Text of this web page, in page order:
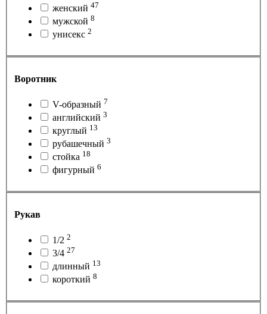
женский 47
мужской 8
унисекс 2
Воротник
V-образный 7
английский 3
круглый 13
рубашечный 3
стойка 18
фигурный 6
Рукав
1/2 2
3/4 27
длинный 13
короткий 8